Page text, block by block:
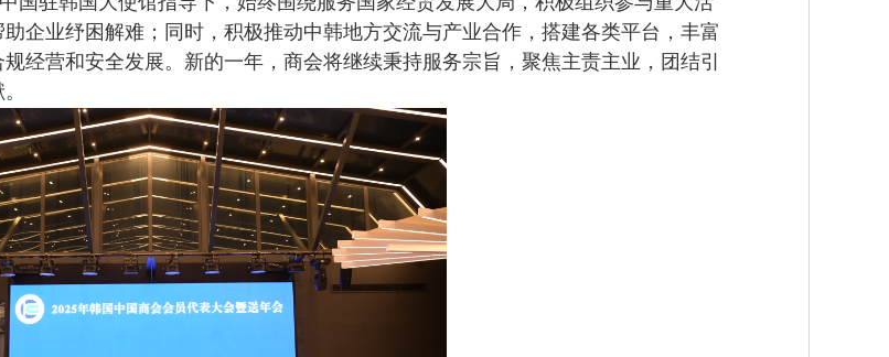
企业纾困解难；同时，积极推动中韩地方交流与产业合作，搭建各类平台，丰富
经营和安全发展。新的一年，商会将继续秉持服务宗旨，聚焦主责主业，团结引